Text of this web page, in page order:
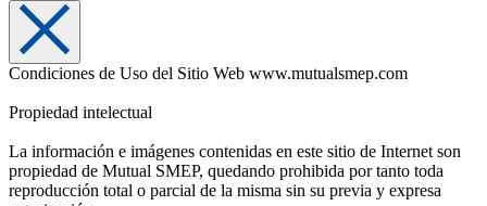
Condiciones de Uso del Sitio Web www.mutualsmep.com
Propiedad intelectual
La información e imágenes contenidas en este sitio de Internet son
propiedad de Mutual SMEP, quedando prohibida por tanto toda
reproducción total o parcial de la misma sin su previa y expresa